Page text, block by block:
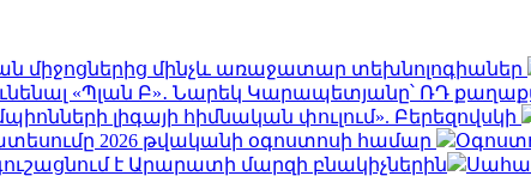
միջոցներից մինչև առաջատար տեխնոլոգիաներ
«Պլան Բ»․ Նարեկ Կարապետյանը՝ ՌԴ
լիգայի հիմնական փուլում». Բերեզովսկի
2026 թվականի օգոստոսի համար
է Արարատի մարզի բնակիչներին